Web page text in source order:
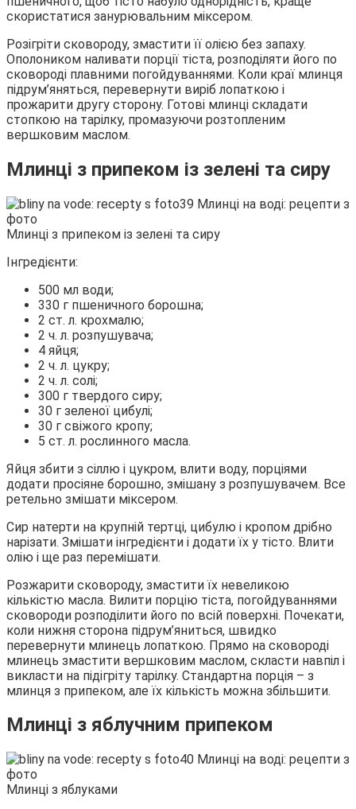
скористатися занурювальним міксером.
Розігріти сковороду, змастити її олією без запаху.
Ополоником наливати порції тіста, розподіляти його по
сковороді плавними погойдуваннями. Коли краї млинця
підрум’яняться, перевернути виріб лопаткою і
прожарити другу сторону. Готові млинці складати
стопкою на тарілку, промазуючи розтопленим
вершковим маслом.
Млинці з припеком із зелені та сиру
Млинці з припеком із зелені та сиру
Інгредієнти:
500 мл води;
330 г пшеничного борошна;
2 ст. л. крохмалю;
2 ч. л. розпушувача;
4 яйця;
2 ч. л. цукру;
2 ч. л. солі;
300 г твердого сиру;
30 г зеленої цибулі;
30 г свіжого кропу;
5 ст. л. рослинного масла.
Яйця збити з сіллю і цукром, влити воду, порціями
додати просіяне борошно, змішану з розпушувачем. Все
ретельно змішати міксером.
Сир натерти на крупній тертці, цибулю і кропом дрібно
нарізати. Змішати інгредієнти і додати їх у тісто. Влити
олію і ще раз перемішати.
Розжарити сковороду, змастити їх невеликою
кількістю масла. Вилити порцію тіста, погойдуваннями
сковороди розподілити його по всій поверхні. Почекати,
коли нижня сторона підрум’яниться, швидко
перевернути млинець лопаткою. Прямо на сковороді
млинець змастити вершковим маслом, скласти навпіл і
викласти на підігріту тарілку. Стандартна порція – з
млинця з припеком, але їх кількість можна збільшити.
Млинці з яблучним припеком
Млинці з яблуками